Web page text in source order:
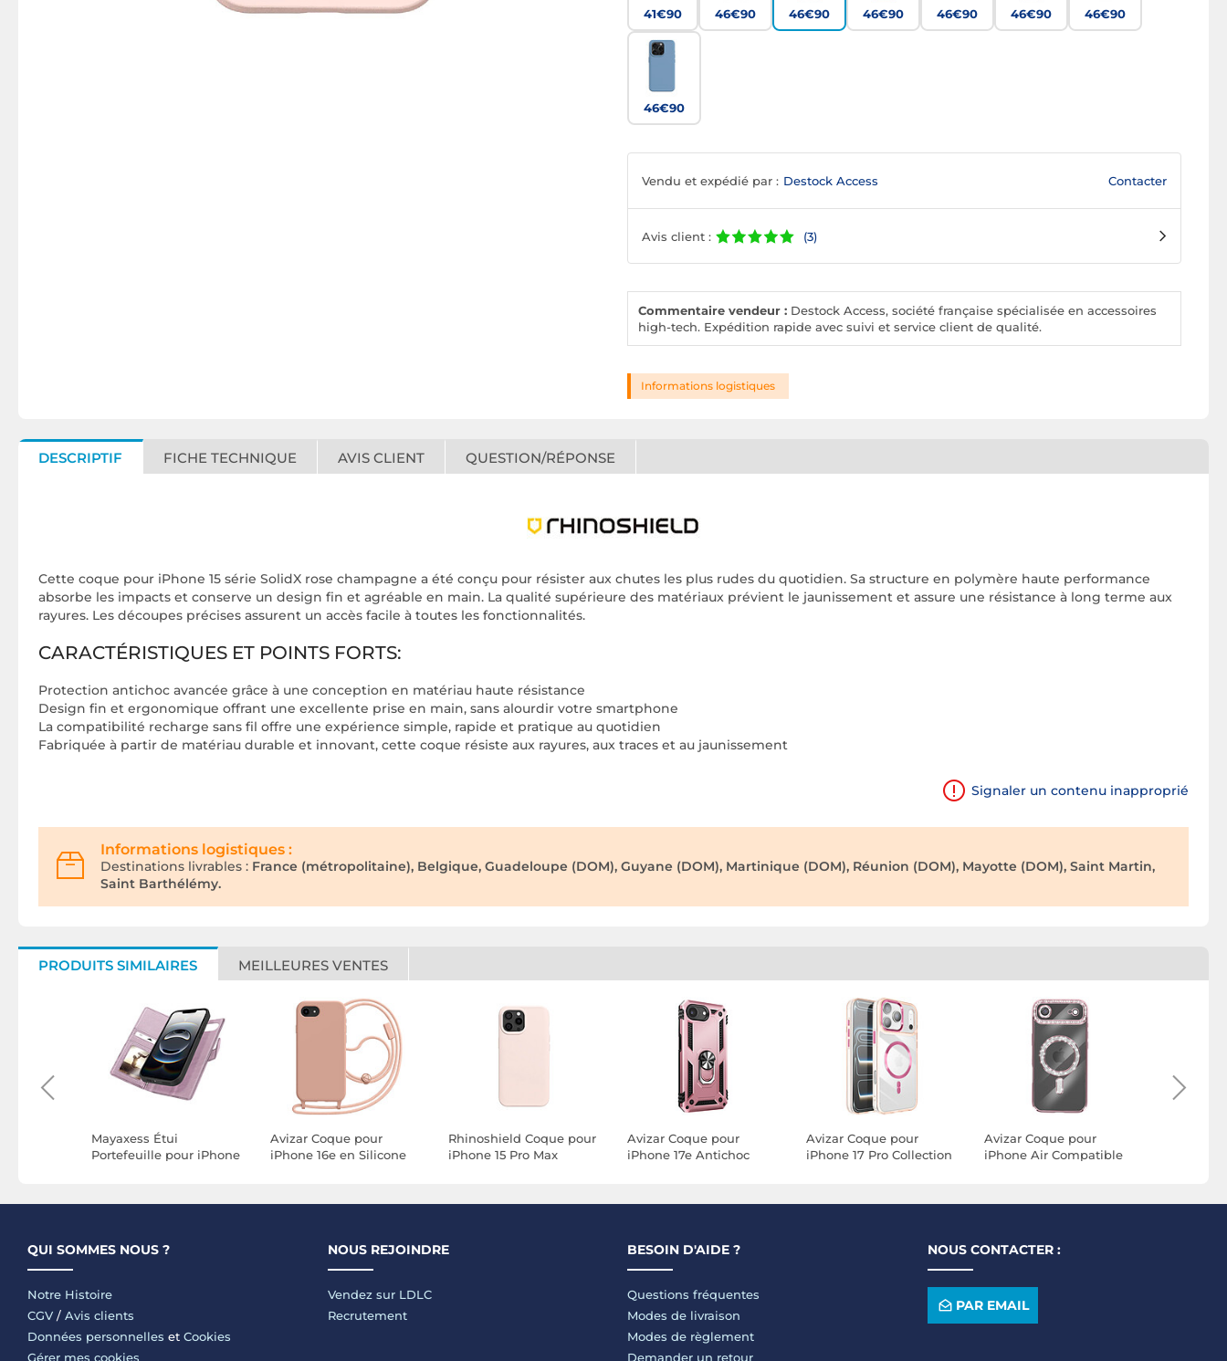
41€90 46€90 46€90 46€90 46€90 46€90 46€90
46€90
Vendu et expédié par : Destock Access Contacter
Avis client : (3)
Commentaire vendeur : Destock Access, société française spécialisée en accessoires
high-tech. Expédition rapide avec suivi et service client de qualité.
Informations logistiques
DESCRIPTIF FICHE TECHNIQUE AVIS CLIENT QUESTION/RÉPONSE
Cette coque pour iPhone 15 série SolidX rose champagne a été conçu pour résister aux chutes les plus rudes du quotidien. Sa structure en polymère haute performance
absorbe les impacts et conserve un design fin et agréable en main. La qualité supérieure des matériaux prévient le jaunissement et assure une résistance à long terme aux
rayures. Les découpes précises assurent un accès facile à toutes les fonctionnalités.
CARACTÉRISTIQUES ET POINTS FORTS:
Protection antichoc avancée grâce à une conception en matériau haute résistance
Design fin et ergonomique offrant une excellente prise en main, sans alourdir votre smartphone
La compatibilité recharge sans fil offre une expérience simple, rapide et pratique au quotidien
Fabriquée à partir de matériau durable et innovant, cette coque résiste aux rayures, aux traces et au jaunissement
Signaler un contenu inapproprié
Informations logistiques :
Destinations livrables : France (métropolitaine), Belgique, Guadeloupe (DOM), Guyane (DOM), Martinique (DOM), Réunion (DOM), Mayotte (DOM), Saint Martin,
Saint Barthélémy.
PRODUITS SIMILAIRES MEILLEURES VENTES
Mayaxess Étui
Portefeuille pour iPhone
Rose champagne
Avizar Coque pour
iPhone 16e en Silicone
Rhinoshield Coque pour
iPhone 15 Pro Max
champagne
Avizar Coque pour
iPhone 17e Antichoc
Avizar Coque pour
iPhone 17 Pro Collection
Avizar Coque pour
iPhone Air Compatible
QUI SOMMES NOUS ?
Notre Histoire
CGV / Avis clients
Données personnelles et Cookies
Gérer mes cookies
NOUS REJOINDRE
Vendez sur LDLC
Recrutement
BESOIN D'AIDE ?
Questions fréquentes
Modes de livraison
Modes de règlement
Demander un retour
NOUS CONTACTER :
PAR EMAIL